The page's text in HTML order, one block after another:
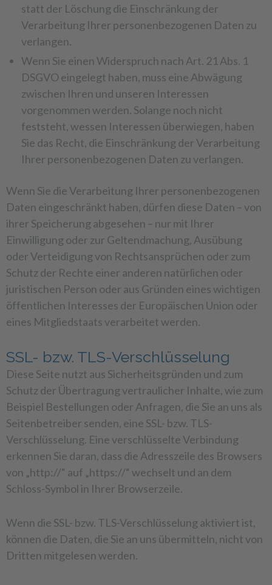
statt der Löschung die Einschränkung der
Verarbeitung Ihrer personenbezogenen Daten zu
verlangen.
Wenn Sie einen Widerspruch nach Art. 21 Abs. 1
DSGVO eingelegt haben, muss eine Abwägung
zwischen Ihren und unseren Interessen
vorgenommen werden. Solange noch nicht
feststeht, wessen Interessen überwiegen, haben
Sie das Recht, die Einschränkung der Verarbeitung
Ihrer personenbezogenen Daten zu verlangen.
Wenn Sie die Verarbeitung Ihrer personenbezogenen
Daten eingeschränkt haben, dürfen diese Daten – von
ihrer Speicherung abgesehen – nur mit Ihrer
Einwilligung oder zur Geltendmachung, Ausübung
oder Verteidigung von Rechtsansprüchen oder zum
Schutz der Rechte einer anderen natürlichen oder
juristischen Person oder aus Gründen eines wichtigen
öffentlichen Interesses der Europäischen Union oder
eines Mitgliedstaats verarbeitet werden.
SSL- bzw. TLS-Verschlüsselung
Diese Seite nutzt aus Sicherheitsgründen und zum
Schutz der Übertragung vertraulicher Inhalte, wie zum
Beispiel Bestellungen oder Anfragen, die Sie an uns als
Seitenbetreiber senden, eine SSL- bzw. TLS-
Verschlüsselung. Eine verschlüsselte Verbindung
erkennen Sie daran, dass die Adresszeile des Browsers
von „http://“ auf „https://“ wechselt und an dem
Schloss-Symbol in Ihrer Browserzeile.
Wenn die SSL- bzw. TLS-Verschlüsselung aktiviert ist,
können die Daten, die Sie an uns übermitteln, nicht von
Dritten mitgelesen werden.